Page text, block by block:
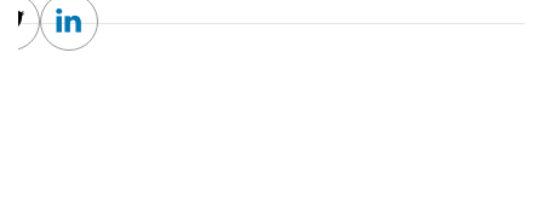
TwitterLinkedin